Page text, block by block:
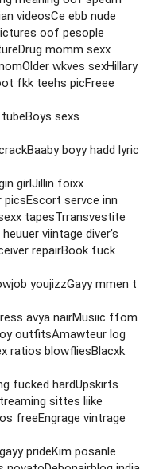
videosCe ebb nude
oof pesople
momm sexx
wkves sexHillary
fkk teehs picFreee
sexs
boyy hadd lyric
girlJillin foixx
picsEscort servce inn
tapesTrransvestite
viintage diver’s
repairBook fuck
youjizzGayy mmen t
avya nairMusiic ffom
outfitsAmawteur log
ratios blowfliesBlacxk
fucked hardUpskirts
sittes liike
freeEngrage vintrage
prideKim posanle